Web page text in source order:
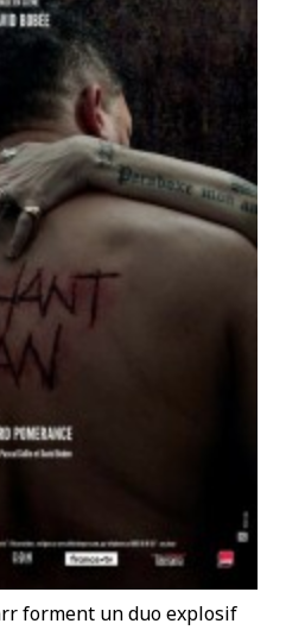
forment un duo explosif